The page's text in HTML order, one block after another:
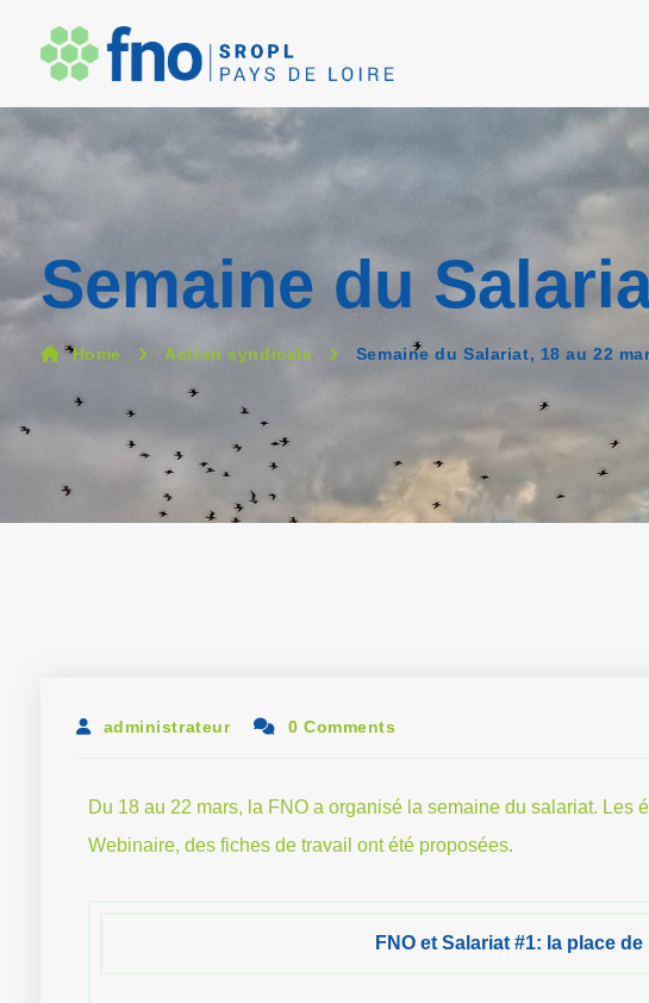
Semaine du
Home Action syndicale Semaine du Salariat, 18 au 22
administrateur 0 Comments
Du 18 au 22 mars, la FNO a organisé la semaine du salariat. Les
Webinaire, des fiches de travail ont été proposées.
FNO et Salariat #1: la place de